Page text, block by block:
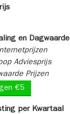
en Dagwaarde
Adviesprijs
Prijzen
€5
per Kwartaal